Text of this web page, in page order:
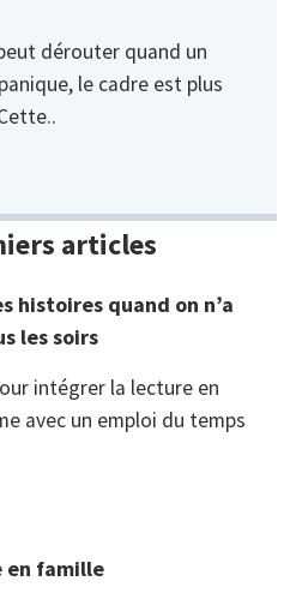
dérouter quand un
le cadre est plus
articles
histoires quand on n’a
les soirs
intégrer la lecture en
avec un emploi du temps
en famille